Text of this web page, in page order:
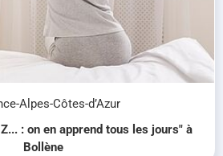
Alpes-Côtes-d’Azur
: on en apprend tous les jours" à
Bollène